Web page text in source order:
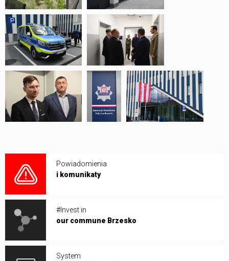
Powiadomienia
i komunikaty
#Invest in
our commune Brzesko
System